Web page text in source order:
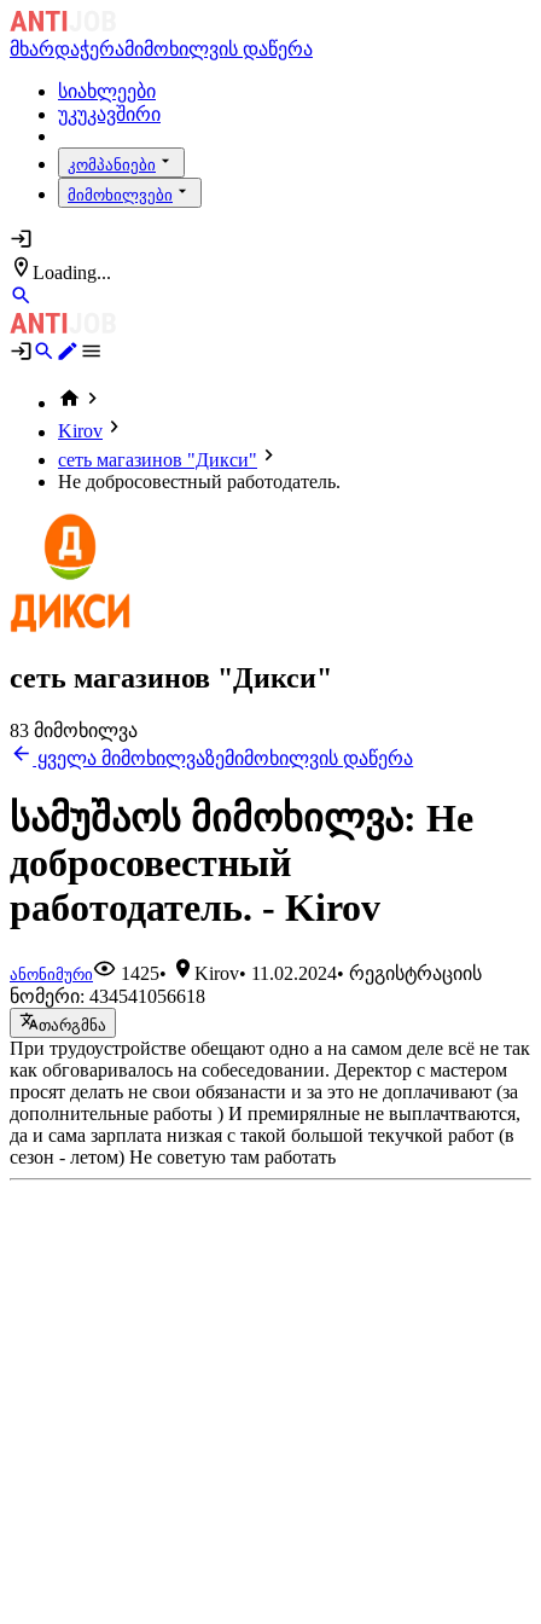
მხარდაჭერამიმოხილვის დაწერა
სიახლეები
უკუკავშირი
კომპანიები
მიმოხილვები
Loading...
Kirov
сеть магазинов "Дикси"
Не добросовестный работодатель.
сеть магазинов "Дикси"
83 მიმოხილვა
ყველა მიმოხილვაზემიმოხილვის დაწერა
სამუშაოს მიმოხილვა: Не
добросовестный
работодатель. - Kirov
ანონიმური 1425• Kirov• 11.02.2024• რეგისტრაციის
ნომერი: 434541056618
თარგმნა
При трудоустройстве обещают одно а на самом деле всё не так
как обговаривалось на собеседовании. Деректор с мастером
просят делать не свои обязанасти и за это не доплачивают (за
дополнительные работы ) И премирялные не выплачтваются,
да и сама зарплата низкая с такой большой текучкой работ (в
сезон - летом) Не советую там работать